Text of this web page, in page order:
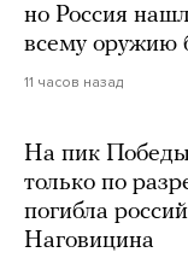
но Россия
всему оружию
11 часов назад
На пик Победы
только по
погибла
Наговицина